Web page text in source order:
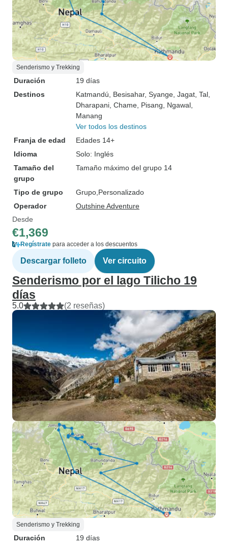
Senderismo y Trekking
Duración
19 días
Destinos
Katmandú , Besisahar, Syange , Jagat , Tal
Dharapani , Chame , Pisang , Ngawal
Manang
Ver todos los destinos
Franja de edad
Edades 14+
Idioma
Solo: Inglés
Tamaño del
grupo
Tamaño máximo del grupo 14
Tipo de grupo Grupo Personalizado
Operador
Outshine Adventure
Desde
€1,369
Regístrate para acceder a los descuentos
Descargar folleto Ver circuito
Senderismo por el lago Tilicho 19
días
5.0 (2 reseñas)
Senderismo y Trekking
Duración
19 días